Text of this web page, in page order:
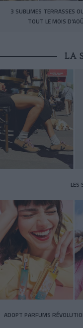
3 SUBLIMES TERRASSES
TOUT LE MOIS
LA
LES
ADOPT PARFUMS